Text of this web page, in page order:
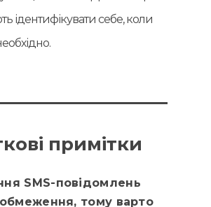
ідентифікувати себе, коли
примітки
SMS-повідомлень
тому варто